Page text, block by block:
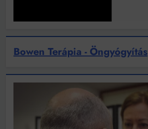
Bowen Terápia - Öngyógyítás